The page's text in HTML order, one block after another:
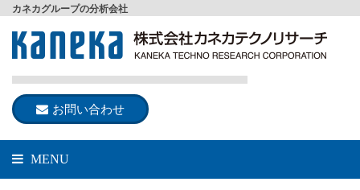
カネカグループの分析会社
お問い合わせ
MENU